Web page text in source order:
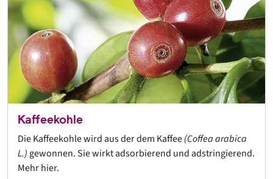
Kaffeekohle
Die Kaffeekohle wird aus der dem Kaffee(Coffea arabica
L.) gewonnen. Sie wirkt adsorbierend und adstringierend.
Mehr hier.